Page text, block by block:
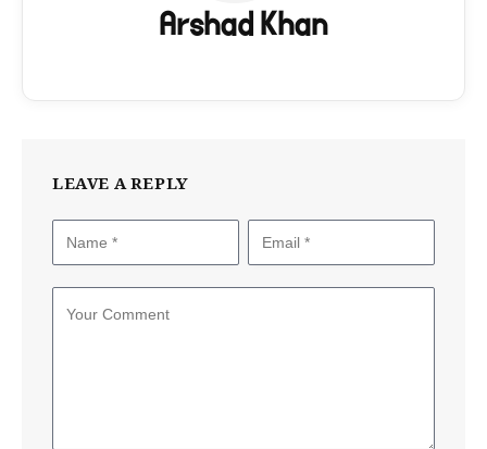
Arshad Khan
LEAVE A REPLY